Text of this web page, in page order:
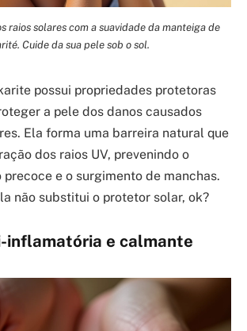
raios solares com a suavidade da manteiga de
Cuide da sua pele sob o sol.
possui propriedades protetoras
a pele dos danos causados
Ela forma uma barreira natural que
dos raios UV, prevenindo o
e o surgimento de manchas.
não substitui o protetor solar, ok?
inflamatória e calmante